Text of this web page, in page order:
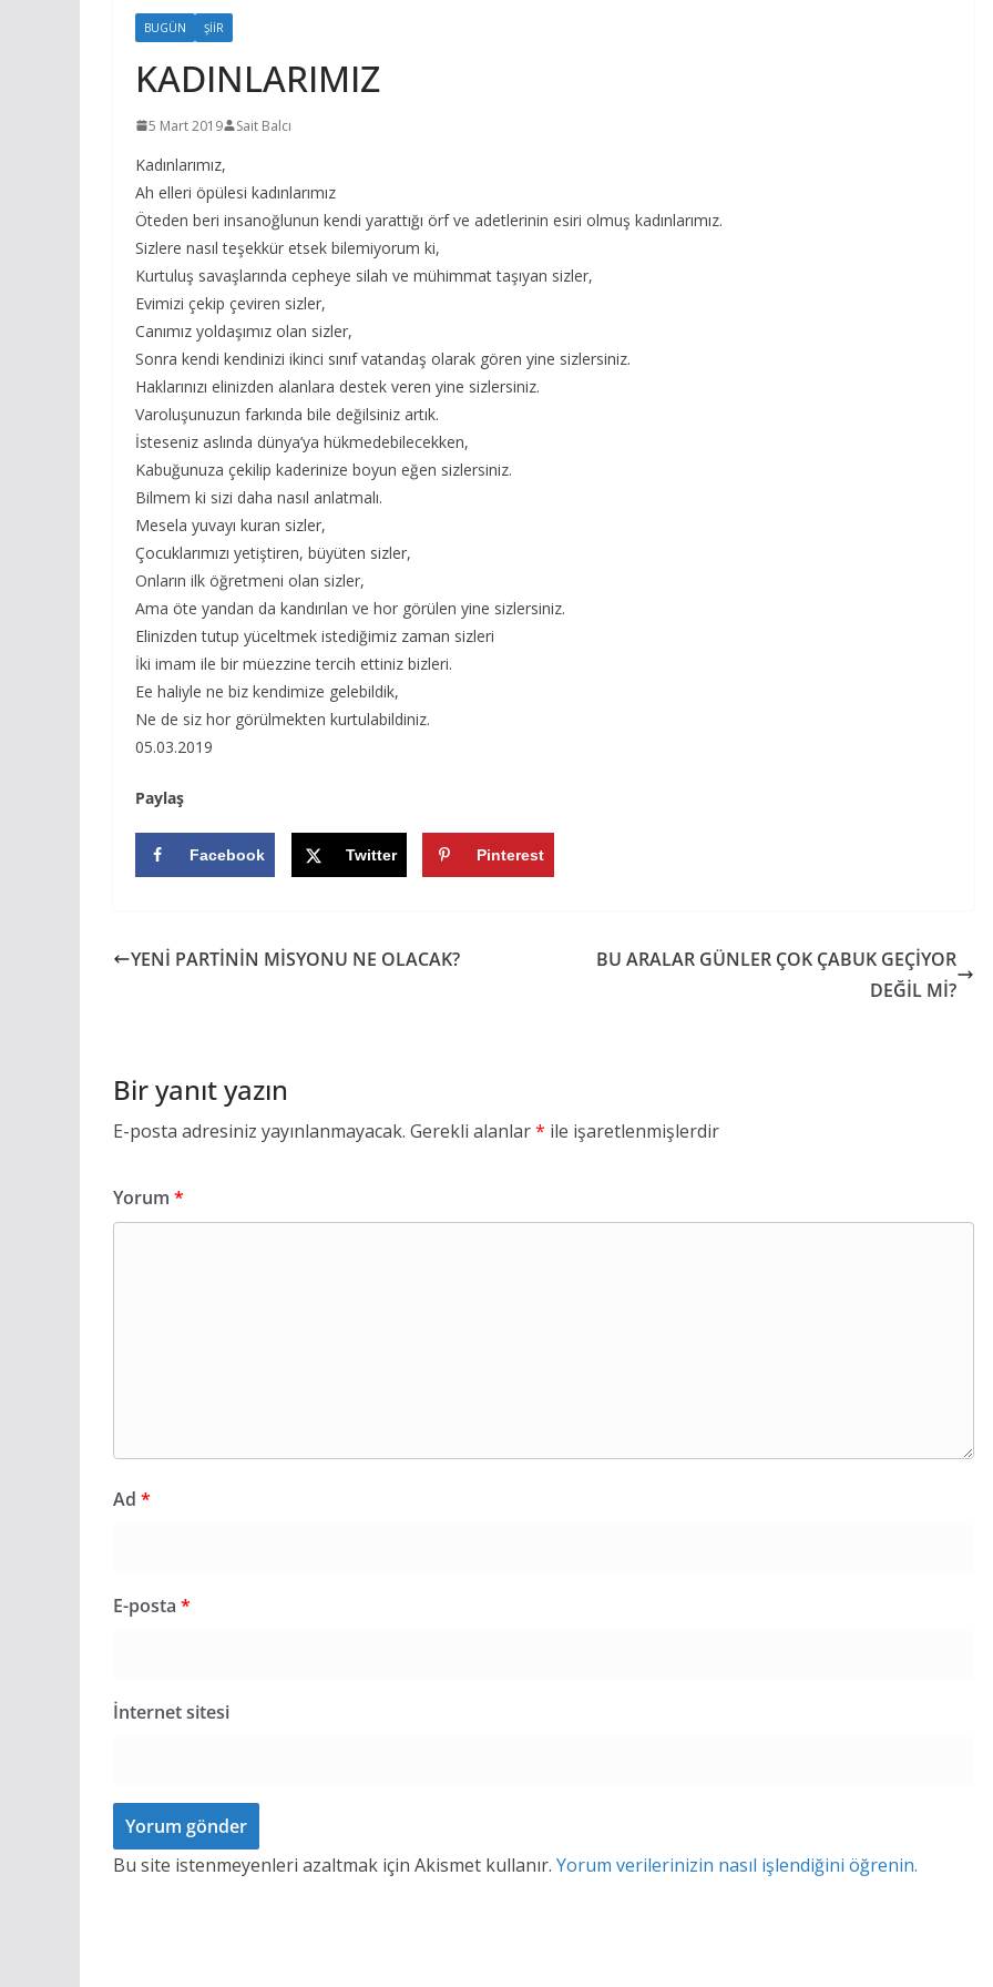
BUGÜN ŞIIR
KADINLARIMIZ
5 Mart 2019 Sait Balcı
Kadınlarımız,
Ah elleri öpülesi kadınlarımız
Öteden beri insanoğlunun kendi yarattığı örf ve adetlerinin esiri olmuş kadınlarımız.
Sizlere nasıl teşekkür etsek bilemiyorum ki,
Kurtuluş savaşlarında cepheye silah ve mühimmat taşıyan sizler,
Evimizi çekip çeviren sizler,
Canımız yoldaşımız olan sizler,
Sonra kendi kendinizi ikinci sınıf vatandaş olarak gören yine sizlersiniz.
Haklarınızı elinizden alanlara destek veren yine sizlersiniz.
Varoluşunuzun farkında bile değilsiniz artık.
İsteseniz aslında dünya’ya hükmedebilecekken,
Kabuğunuza çekilip kaderinize boyun eğen sizlersiniz.
Bilmem ki sizi daha nasıl anlatmalı.
Mesela yuvayı kuran sizler,
Çocuklarımızı yetiştiren, büyüten sizler,
Onların ilk öğretmeni olan sizler,
Ama öte yandan da kandırılan ve hor görülen yine sizlersiniz.
Elinizden tutup yüceltmek istediğimiz zaman sizleri
İki imam ile bir müezzine tercih ettiniz bizleri.
Ee haliyle ne biz kendimize gelebildik,
Ne de siz hor görülmekten kurtulabildiniz.
05.03.2019
Paylaş
Facebook Twitter Pinterest
YENİ PARTİNİN MİSYONU NE OLACAK?
BU ARALAR GÜNLER ÇOK ÇABUK GEÇİYOR
DEĞİL Mİ?
Bir yanıt yazın
E-posta adresiniz yayınlanmayacak. Gerekli alanlar* ile işaretlenmişlerdir
Yorum *
Ad *
E-posta *
İnternet sitesi
Bu site istenmeyenleri azaltmak için Akismet kullanır. Yorum verilerinizin nasıl işlendiğini öğrenin.